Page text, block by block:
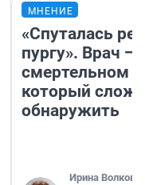
МНЕНИЕ
«Спуталась
пургу». Врач —
смертельном
который
обнаружить
Ирина Волкова